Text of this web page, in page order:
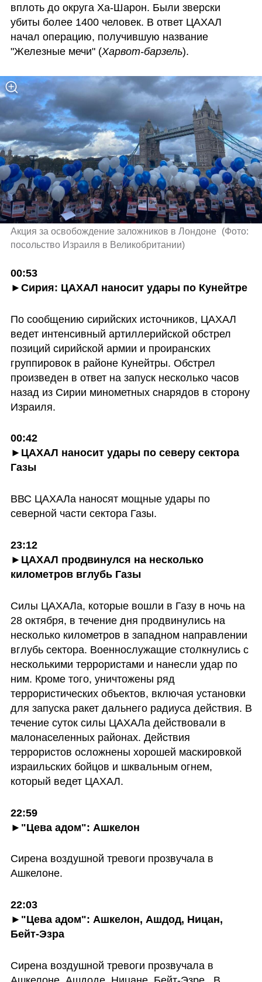
вплоть до округа Ха-Шарон. Были зверски
убиты более 1400 человек. В ответ ЦАХАЛ
начал операцию, получившую название
"Железные мечи" (Харвот-барзель).
Акция за освобождение заложников в Лондоне (Фото:
посольство Израиля в Великобритании)
00:53
►Сирия: ЦАХАЛ наносит удары по Кунейтре
По сообщению сирийских источников, ЦАХАЛ
ведет интенсивный артиллерийской обстрел
позиций сирийской армии и проиранских
группировок в районе Кунейтры. Обстрел
произведен в ответ на запуск несколько часов
назад из Сирии минометных снарядов в сторону
Израиля.
00:42
►ЦАХАЛ наносит удары по северу сектора
Газы
ВВС ЦАХАЛа наносят мощные удары по
северной части сектора Газы.
23:12
►ЦАХАЛ продвинулся на несколько
километров вглубь Газы
Силы ЦАХАЛа, которые вошли в Газу в ночь на
28 октября, в течение дня продвинулись на
несколько километров в западном направлении
вглубь сектора. Военнослужащие столкнулись с
несколькими террористами и нанесли удар по
ним. Кроме того, уничтожены ряд
террористических объектов, включая установки
для запуска ракет дальнего радиуса действия. В
течение суток силы ЦАХАЛа действовали в
малонаселенных районах. Действия
террористов осложнены хорошей маскировкой
израильских бойцов и шквальным огнем,
который ведет ЦАХАЛ.
22:59
►"Цева адом": Ашкелон
Сирена воздушной тревоги прозвучала в
Ашкелоне.
22:03
►"Цева адом": Ашкелон, Ашдод, Ницан,
Бейт-Эзра
Сирена воздушной тревоги прозвучала в